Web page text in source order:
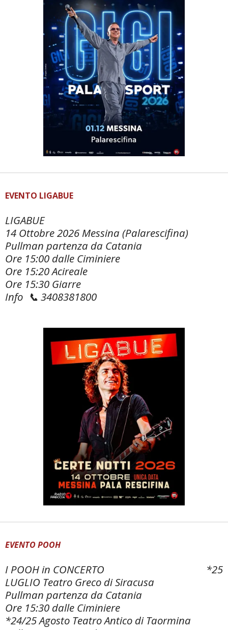
EVENTO LIGABUE
LIGABUE
14 Ottobre 2026 Messina (Palarescifina)
Pullman partenza da Catania
Ore 15:00 dalle Ciminiere
Ore 15:20 Acireale
Ore 15:30 Giarre
Info 📞 3408381800
EVENTO POOH
I POOH in CONCERTO *25
LUGLIO Teatro Greco di Siracusa
Pullman partenza da Catania
Ore 15:30 dalle Ciminiere
*24/25 Agosto Teatro Antico di Taormina